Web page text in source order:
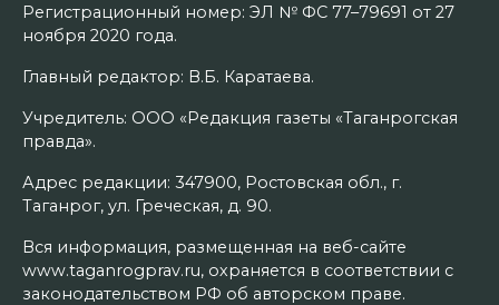
Регистрационный номер: ЭЛ № ФС 77–79691 от 27
ноября 2020 года.
Главный редактор: В.Б. Каратаева.
Учредитель: ООО «Редакция газеты «Таганрогская
правда».
Адрес редакции: 347900, Ростовская обл., г.
Таганрог, ул. Греческая, д. 90.
Вся информация, размещенная на веб-сайте
www.taganrogprav.ru, охраняется в соответствии с
законодательством РФ об авторском праве.